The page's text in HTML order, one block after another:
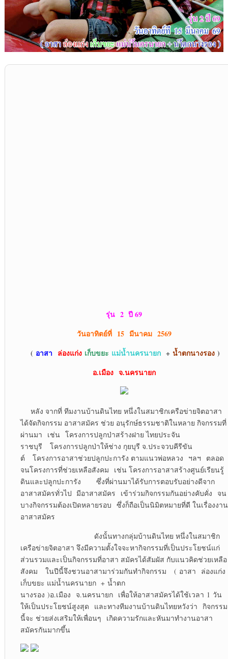
รุ่น 2 ปี 69
วันอาทิตย์ที่ 15 มีนาคม 2569
( อาสา ล่องแก่ง เก็บขยะ แม่น้ำนครนายก + น้ำตกนางรอง )
อ.เมือง จ.นครนายก
หลัง จากที่ ทีมงานบ้านดินไทย หนึ่งในสมาชิกเครือข่ายจิตอาสา
ได้จัดกิจกรรม อาสาสมัคร ช่วย อนุรักษ์ธรรมชาติในหลาย กิจกรรมที่
ผ่านมา เช่น โครงการปลูกป่าสร้างฝาย ไทยประจัน
ราชบุรี โครงการปลูกป่าให้ช่าง กุยบุรี จ.ประจวบคีรีขัน
ต์ โครงการอาสาช่วยปลูกปะการัง ตามแนวพ่อหลวง ฯลฯ ตลอด
จนโครงการที่ช่วยเหลือสังคม เช่น โครงการอาสาสร้างศูนย์เรียนรู้
ดินและปลูกปะการัง ซึ่งที่ผ่านมาได้รับการตอบรับอย่างดีจาก
อาสาสมัครทั่วไป มีอาสาสมัคร เข้าร่วมกิจกรรมกันอย่างคับคั่ง จน
บางกิจกรรมต้องเปิดหลายรอบ ซึ่งก็ถือเป็นนิมิตหมายที่ดี ในเรื่องงาน
อาสาสมัคร
ดังนั้นทางกลุ่มบ้านดินไทย หนึ่งในสมาชิก
เครือข่ายจิตอาสา จึงมีความตั้งใจจะหากิจกรรมที่เป็นประโยชน์แก่
ส่วนรวมและเป็นกิจกรรมที่อาสา สมัครได้สัมผัส กับแนวคิดช่วยเหลือ
สังคม ในปีนี้จึงชวนอาสามาร่วมกันทำกิจกรรม ( อาสา ล่องแก่ง
เก็บขยะ แม่น้ำนครนายก + น้ำตก
นางรอง )อ.เมือง จ.นครนายก เพื่อให้อาสาสมัครได้ใช้เวลา 1 วัน
ให้เป็นประโยชน์สูงสุด และทางทีมงานบ้านดินไทยหวังว่า กิจกรรม
นี้จะ ช่วยส่งเสริมให้เพื่อนๆ เกิดความรักและหันมาทำงานอาสา
สมัครกันมากขึ้น